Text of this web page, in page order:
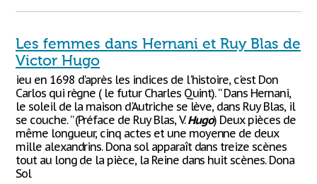
Les femmes dans Hernani et Ruy Blas de
Victor Hugo
ieu en 1698 d'après les indices de l'histoire, c'est Don
Carlos qui règne ( le futur Charles Quint). “ Dans Hernani,
le soleil de la maison d'Autriche se lève, dans Ruy Blas, il
se couche. ” (Préface de Ruy Blas, V.Hugo) Deux pièces de
même longueur, cinq actes et une moyenne de deux
mille alexandrins. Dona sol apparaît dans treize scènes
tout au long de la pièce, la Reine dans huit scènes. Dona
Sol